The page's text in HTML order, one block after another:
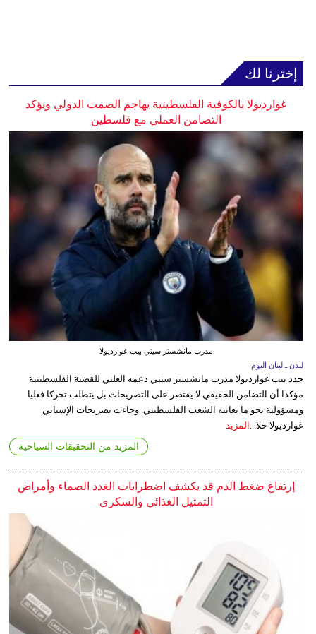
إخترنا لك
غوارديولا بالكوفية الفلسطينية يهاجم الصمت الدولي ويؤكد
التضامن العملي مع فلسطين
مدرب مانشستر سيتي بيب غوارديولا
لندن ـ لبنان اليوم
جدد بيب غوارديولا مدرب مانشستر سيتي دعمه العلني للقضية الفلسطينية
مؤكدا أن التضامن الحقيقي لا يقتصر على التصريحات بل يتطلب تحركا فعليا
ومسؤولية نحو ما يعانيه الشعب الفلسطيني. وجاءت تصريحات الإسباني
غوارديولا خلا... المزيد
المزيد من التحقيقات السياحية
إرتفاع ضغط الدم قد يكشف اضطرابات الغدد الصماء وأمراض
التمثيل الغذائي والسكري